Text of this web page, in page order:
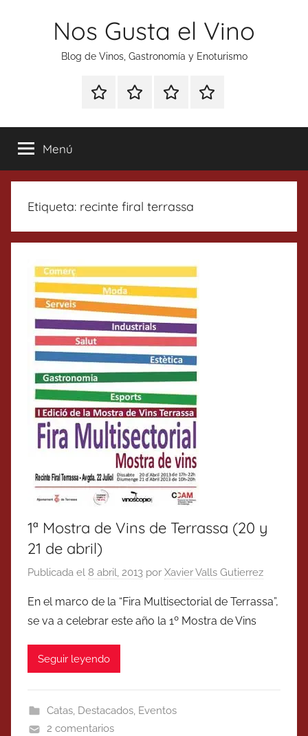
Nos Gusta el Vino
Blog de Vinos, Gastronomía y Enoturismo
Especial
Tonics
Enoturismo
Gastronomía
RankingContacto
Menú
Etiqueta: recinte firal terrassa
1ª Mostra de Vins de Terrassa (20 y
21 de abril)
Publicada el 8 abril, 2013 por Xavier Valls Gutierrez
En el marco de la “Fira Multisectorial de Terrassa”,
se va a celebrar este año la 1º Mostra de Vins
Seguir leyendo
Catas, Destacados, Eventos
2 comentarios